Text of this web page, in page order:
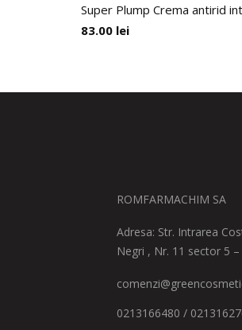
Super Plump Crema antirid
83.00 lei
ROMFARMACHIM SA
Adresa: Str. Intrarea
Negri , Nr. 11 sector 5
0213166480 /